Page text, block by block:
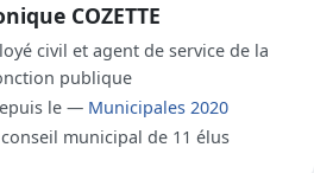
COZETTE
civil et agent de service de la
publique
le — Municipales 2020
municipal de 11 élus